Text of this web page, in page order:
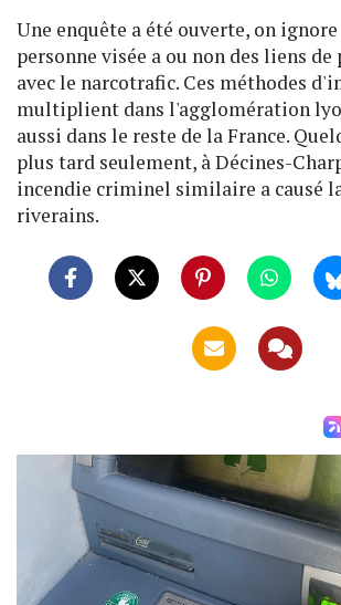
Une enquête a été ouverte, on
personne visée a ou non des liens
avec le narcotrafic. Ces méthodes
multiplient dans l'agglomération
aussi dans le reste de la France.
plus tard seulement, à Décines-
incendie criminel similaire a causé
riverains.